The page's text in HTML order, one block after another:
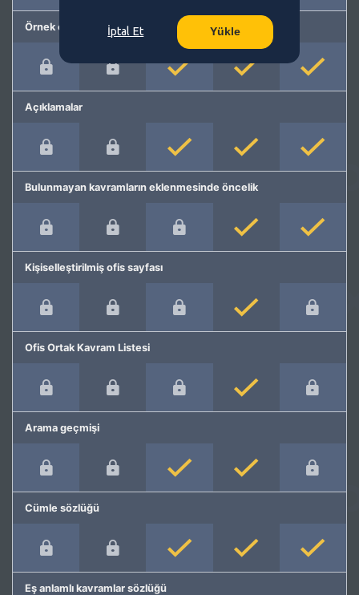
Örnek cümleler
Açıklamalar
Bulunmayan kavramların eklenmesinde öncelik
Kişiselleştirilmiş ofis sayfası
Ofis Ortak Kavram Listesi
Arama geçmişi
Cümle sözlüğü
Eş anlamlı kavramlar sözlüğü
İptal Et Yükle